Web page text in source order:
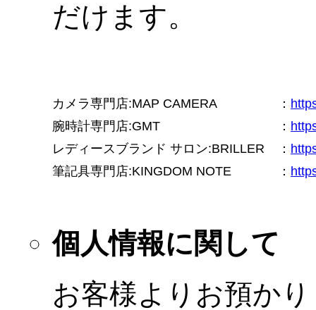
だけます。
カメラ専門店:MAP CAMERA ：
腕時計専門店:GMT
：
レディースブランド サロン:BRILLER
：
筆記具専門店:KINGDOM NOTE
：
個人情報に関して
お客様よりお預か